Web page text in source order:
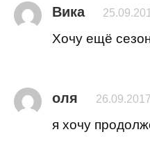
Вика
Хочу ещё
оля
я хочу